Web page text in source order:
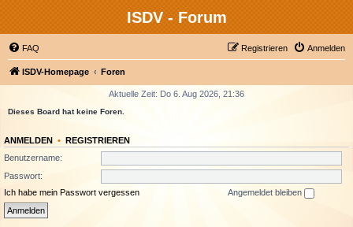
ISDV - Forum
FAQ Anmelden
Registrieren
ISDV-Homepage Foren
Aktuelle Zeit: Do 6. Aug 2026, 21:36
Dieses Board hat keine Foren.
ANMELDEN • REGISTRIEREN
Benutzername:
Passwort:
Ich habe mein Passwort vergessen
Angemeldet bleiben